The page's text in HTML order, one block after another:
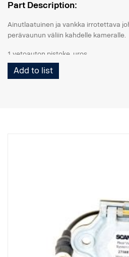
Part Description:
Ainutlaatuinen ja vankka irrotettava
perävaunun väliin kahdelle kameralle.
1 vetoauton pistoke, uros
1 Curl-E-kelajohdin
1 perävaunun pistoke, naaras
Add to list